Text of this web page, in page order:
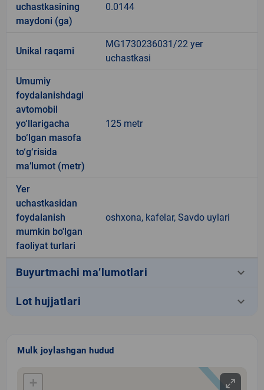
uchastkasining
maydoni (ga)
0.0144
Unikal raqami
MG1730236031/22 yer
uchastkasi
Umumiy
foydalanishdagi
avtomobil
yo‘llarigacha
bo‘lgan masofa
to‘g‘risida
ma’lumot (metr)
125 metr
Yer
uchastkasidan
foydalanish
mumkin bo'lgan
faoliyat turlari
oshxona, kafelar, Savdo uylari
Buyurtmachi ma’lumotlari keyboard_arrow_down
Lot hujjatlari keyboard_arrow_down
Mulk joylashgan hudud
+